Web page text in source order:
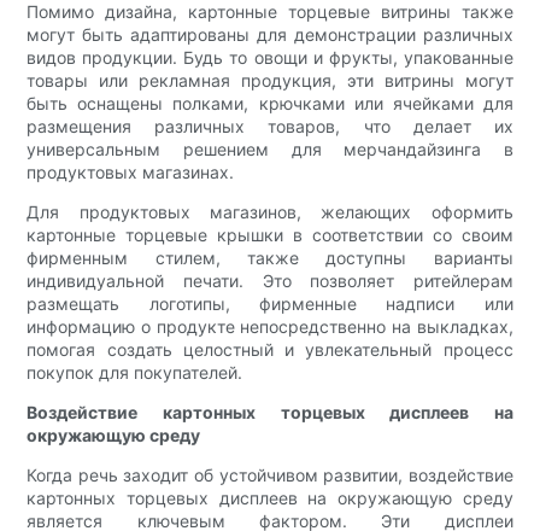
Помимо дизайна, картонные торцевые витрины также
могут быть адаптированы для демонстрации различных
видов продукции. Будь то овощи и фрукты, упакованные
товары или рекламная продукция, эти витрины могут
быть оснащены полками, крючками или ячейками для
размещения различных товаров, что делает их
универсальным решением для мерчандайзинга в
продуктовых магазинах.
Для продуктовых магазинов, желающих оформить
картонные торцевые крышки в соответствии со своим
фирменным стилем, также доступны варианты
индивидуальной печати. ​​Это позволяет ритейлерам
размещать логотипы, фирменные надписи или
информацию о продукте непосредственно на выкладках,
помогая создать целостный и увлекательный процесс
покупок для покупателей.
Воздействие картонных торцевых дисплеев на
окружающую среду
Когда речь заходит об устойчивом развитии, воздействие
картонных торцевых дисплеев на окружающую среду
является ключевым фактором. Эти дисплеи